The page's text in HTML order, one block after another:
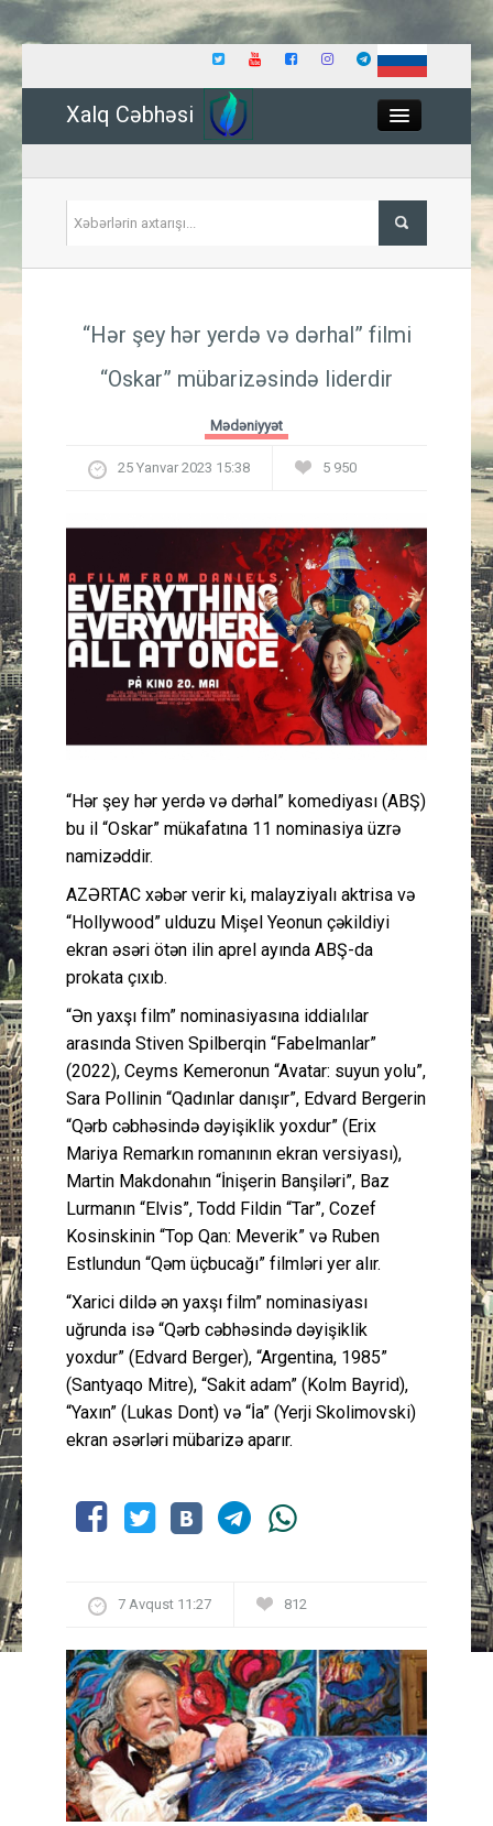
Xalq Cəbhəsi
İqtisadiyyat
Mədəniyyət
Müsahibə
İdman
Layihə
Gündəm
Peşə etikası
“Hər şey hər yerdə və dərhal” filmi
“Oskar” mübarizəsində liderdir
Mədəniyyət
25 Yanvar 2023 15:38 5 950
“Hər şey hər yerdə və dərhal” komediyası (ABŞ)
bu il “Oskar” mükafatına 11 nominasiya üzrə
namizəddir.
AZƏRTAC xəbər verir ki, malayziyalı aktrisa və
“Hollywood” ulduzu Mişel Yeonun çəkildiyi
ekran əsəri ötən ilin aprel ayında ABŞ-da
prokata çıxıb.
“Ən yaxşı film” nominasiyasına iddialılar
arasında Stiven Spilberqin “Fabelmanlar”
(2022), Ceyms Kemeronun “Avatar: suyun yolu”,
Sara Pollinin “Qadınlar danışır”, Edvard Bergerin
“Qərb cəbhəsində dəyişiklik yoxdur” (Erix
Mariya Remarkın romanının ekran versiyası),
Martin Makdonahın “İnişerin Banşiləri”, Baz
Lurmanın “Elvis”, Todd Fildin “Tar”, Cozef
Kosinskinin “Top Qan: Meverik” və Ruben
Estlundun “Qəm üçbucağı” filmləri yer alır.
“Xarici dildə ən yaxşı film” nominasiyası
uğrunda isə “Qərb cəbhəsində dəyişiklik
yoxdur” (Edvard Berger), “Argentina, 1985”
(Santyaqo Mitre), “Sakit adam” (Kolm Bayrid),
“Yaxın” (Lukas Dont) və “İa” (Yerji Skolimovski)
ekran əsərləri mübarizə aparır.
7 Avqust 11:27 812